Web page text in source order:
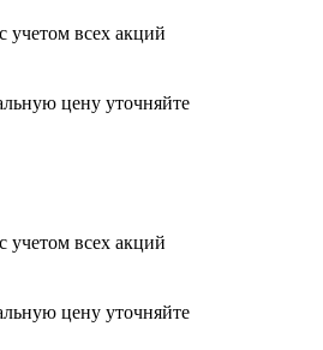
учетом всех акций
цену уточняйте
учетом всех акций
цену уточняйте